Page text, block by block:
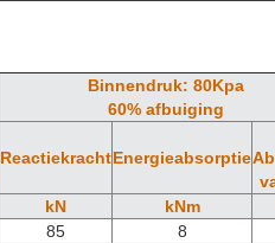
Binnendruk: 80Kpa
60% afbuiging
ReactiekrachtEnergieabsorptie
kN kNm
85 8